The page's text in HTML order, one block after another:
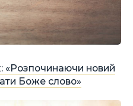
«Розпочинаючи новий
Боже слово»